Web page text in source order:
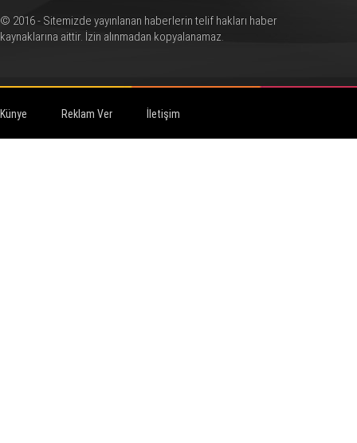
© 2016 - Sitemizde yayınlanan haberlerin telif hakları haber
kaynaklarına aittir. İzin alınmadan kopyalanamaz.
Künye Reklam Ver İletişim